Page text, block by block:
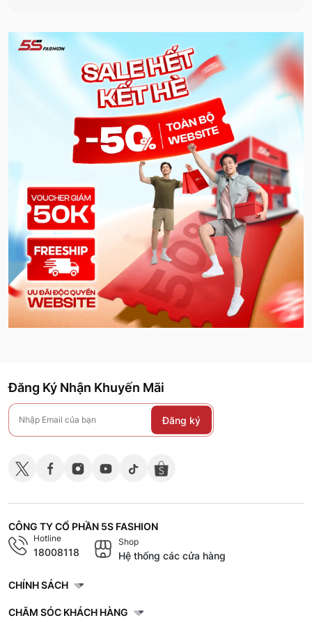
Đăng Ký Nhận Khuyến Mãi
Đăng ký
CÔNG TY CỔ PHẦN 5S FASHION
Hotline
18008118
Shop
Hệ thống các cửa hàng
CHÍNH SÁCH
CHĂM SÓC KHÁCH HÀNG